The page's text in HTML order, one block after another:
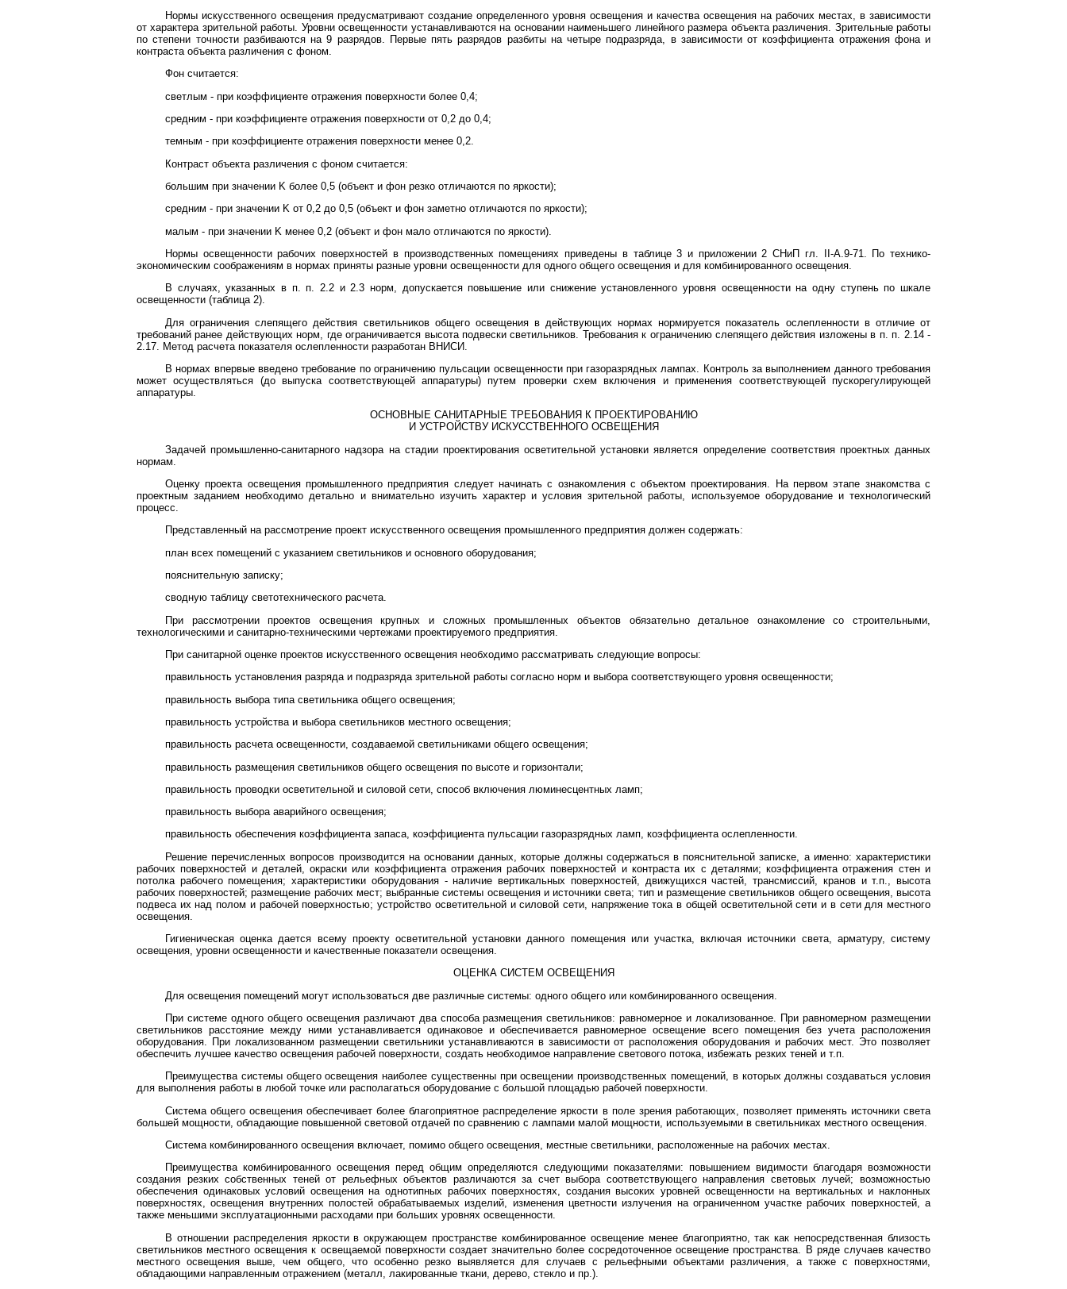
Нормы искусственного освещения предусматривают создание определенного уровня освещения и качества освещения на рабочих местах, в зависимости
от характера зрительной работы. Уровни освещенности устанавливаются на основании наименьшего линейного размера объекта различения. Зрительные работы
по степени точности разбиваются на 9 разрядов. Первые пять разрядов разбиты на четыре подразряда, в зависимости от коэффициента отражения фона и
контраста объекта различения с фоном.
Фон считается:
светлым - при коэффициенте отражения поверхности более 0,4;
средним - при коэффициенте отражения поверхности от 0,2 до 0,4;
темным - при коэффициенте отражения поверхности менее 0,2.
Контраст объекта различения с фоном считается:
большим при значении K более 0,5 (объект и фон резко отличаются по яркости);
средним - при значении K от 0,2 до 0,5 (объект и фон заметно отличаются по яркости);
малым - при значении K менее 0,2 (объект и фон мало отличаются по яркости).
Нормы освещенности рабочих поверхностей в производственных помещениях приведены в таблице 3 и приложении 2 СНиП гл. II-А.9-71. По технико-
экономическим соображениям в нормах приняты разные уровни освещенности для одного общего освещения и для комбинированного освещения.
В случаях, указанных в п. п. 2.2 и 2.3 норм, допускается повышение или снижение установленного уровня освещенности на одну ступень по шкале
освещенности (таблица 2).
Для ограничения слепящего действия светильников общего освещения в действующих нормах нормируется показатель ослепленности в отличие от
требований ранее действующих норм, где ограничивается высота подвески светильников. Требования к ограничению слепящего действия изложены в п. п. 2.14 -
2.17. Метод расчета показателя ослепленности разработан ВНИСИ.
В нормах впервые введено требование по ограничению пульсации освещенности при газоразрядных лампах. Контроль за выполнением данного требования
может осуществляться (до выпуска соответствующей аппаратуры) путем проверки схем включения и применения соответствующей пускорегулирующей
аппаратуры.
ОСНОВНЫЕ САНИТАРНЫЕ ТРЕБОВАНИЯ К ПРОЕКТИРОВАНИЮ
И УСТРОЙСТВУ ИСКУССТВЕННОГО ОСВЕЩЕНИЯ
Задачей промышленно-санитарного надзора на стадии проектирования осветительной установки является определение соответствия проектных данных
нормам.
Оценку проекта освещения промышленного предприятия следует начинать с ознакомления с объектом проектирования. На первом этапе знакомства с
проектным заданием необходимо детально и внимательно изучить характер и условия зрительной работы, используемое оборудование и технологический
процесс.
Представленный на рассмотрение проект искусственного освещения промышленного предприятия должен содержать:
план всех помещений с указанием светильников и основного оборудования;
пояснительную записку;
сводную таблицу светотехнического расчета.
При рассмотрении проектов освещения крупных и сложных промышленных объектов обязательно детальное ознакомление со строительными,
технологическими и санитарно-техническими чертежами проектируемого предприятия.
При санитарной оценке проектов искусственного освещения необходимо рассматривать следующие вопросы:
правильность установления разряда и подразряда зрительной работы согласно норм и выбора соответствующего уровня освещенности;
правильность выбора типа светильника общего освещения;
правильность устройства и выбора светильников местного освещения;
правильность расчета освещенности, создаваемой светильниками общего освещения;
правильность размещения светильников общего освещения по высоте и горизонтали;
правильность проводки осветительной и силовой сети, способ включения люминесцентных ламп;
правильность выбора аварийного освещения;
правильность обеспечения коэффициента запаса, коэффициента пульсации газоразрядных ламп, коэффициента ослепленности.
Решение перечисленных вопросов производится на основании данных, которые должны содержаться в пояснительной записке, а именно: характеристики
рабочих поверхностей и деталей, окраски или коэффициента отражения рабочих поверхностей и контраста их с деталями; коэффициента отражения стен и
потолка рабочего помещения; характеристики оборудования - наличие вертикальных поверхностей, движущихся частей, трансмиссий, кранов и т.п., высота
рабочих поверхностей; размещение рабочих мест; выбранные системы освещения и источники света; тип и размещение светильников общего освещения, высота
подвеса их над полом и рабочей поверхностью; устройство осветительной и силовой сети, напряжение тока в общей осветительной сети и в сети для местного
освещения.
Гигиеническая оценка дается всему проекту осветительной установки данного помещения или участка, включая источники света, арматуру, систему
освещения, уровни освещенности и качественные показатели освещения.
ОЦЕНКА СИСТЕМ ОСВЕЩЕНИЯ
Для освещения помещений могут использоваться две различные системы: одного общего или комбинированного освещения.
При системе одного общего освещения различают два способа размещения светильников: равномерное и локализованное. При равномерном размещении
светильников расстояние между ними устанавливается одинаковое и обеспечивается равномерное освещение всего помещения без учета расположения
оборудования. При локализованном размещении светильники устанавливаются в зависимости от расположения оборудования и рабочих мест. Это позволяет
обеспечить лучшее качество освещения рабочей поверхности, создать необходимое направление светового потока, избежать резких теней и т.п.
Преимущества системы общего освещения наиболее существенны при освещении производственных помещений, в которых должны создаваться условия
для выполнения работы в любой точке или располагаться оборудование с большой площадью рабочей поверхности.
Система общего освещения обеспечивает более благоприятное распределение яркости в поле зрения работающих, позволяет применять источники света
большей мощности, обладающие повышенной световой отдачей по сравнению с лампами малой мощности, используемыми в светильниках местного освещения.
Система комбинированного освещения включает, помимо общего освещения, местные светильники, расположенные на рабочих местах.
Преимущества комбинированного освещения перед общим определяются следующими показателями: повышением видимости благодаря возможности
создания резких собственных теней от рельефных объектов различаются за счет выбора соответствующего направления световых лучей; возможностью
обеспечения одинаковых условий освещения на однотипных рабочих поверхностях, создания высоких уровней освещенности на вертикальных и наклонных
поверхностях, освещения внутренних полостей обрабатываемых изделий, изменения цветности излучения на ограниченном участке рабочих поверхностей, а
также меньшими эксплуатационными расходами при больших уровнях освещенности.
В отношении распределения яркости в окружающем пространстве комбинированное освещение менее благоприятно, так как непосредственная близость
светильников местного освещения к освещаемой поверхности создает значительно более сосредоточенное освещение пространства. В ряде случаев качество
местного освещения выше, чем общего, что особенно резко выявляется для случаев с рельефными объектами различения, а также с поверхностями,
обладающими направленным отражением (металл, лакированные ткани, дерево, стекло и пр.).